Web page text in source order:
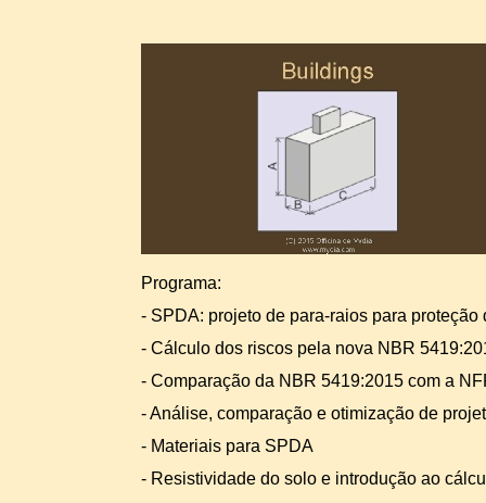
Programa:
- SPDA: projeto de para-raios para proteção
- Cálculo dos riscos pela nova NBR
- Comparação da NBR 5419:2015 com a
-Análise, comparação e otimização de
- Materiais para SPDA
- Resistividade do solo e introdução ao